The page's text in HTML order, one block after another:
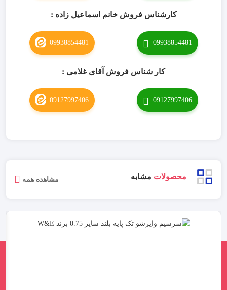
کارشناس فروش خانم اسماعیل زاده :
09938854481
09938854481
کار شناس فروش آقای غلامی :
09127997406
09127997406
محصولات مشابه مشاهده همه